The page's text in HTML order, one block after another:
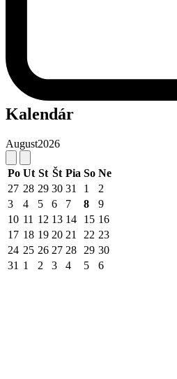
Kalendár
August2026
Po Ut St Št Pia So Ne
27 28 29 30 31 1
2
3
4 5 6 7 8
9
10 11 12 13 14 15 16
17 18 19 20 21 22 23
24 25 26 27 28 29 30
31 1 2 3 4 5 6